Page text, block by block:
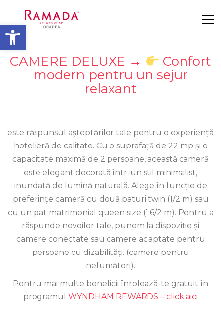
Deschide bara de unelte
CAMERE DELUXE →
Confort
modern pentru un sejur
relaxant
este răspunsul așteptărilor tale pentru o experiență
hotelieră de calitate. Cu o suprafață de 22 mp și o
capacitate maximă de 2 persoane, această cameră
este elegant decorată într-un stil minimalist,
inundată de lumină naturală. Alege în funcție de
preferințe cameră cu două paturi twin (1/2 m) sau
cu un pat matrimonial queen size (1.6/2 m). Pentru a
răspunde nevoilor tale, punem la dispoziție și
camere conectate sau camere adaptate pentru
persoane cu dizabilități. (camere pentru
nefumători).
Pentru mai multe beneficii înrolează-te gratuit în
programul WYNDHAM REWARDS – click aici